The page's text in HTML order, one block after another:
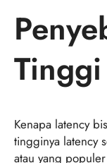
Kenapa latency
tingginya latency
atau yang